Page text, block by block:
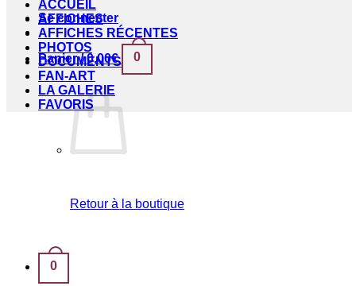
Se connecter
Panier /0,00€ 0
Retour à la boutique
0
ACCUEIL
AFFICHES
AFFICHES RÉCENTES
PHOTOS
DOCUMENTS
FAN-ART
LA GALERIE
FAVORIS